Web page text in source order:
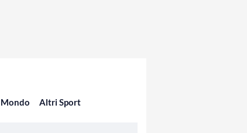
Mondo Altri Sport